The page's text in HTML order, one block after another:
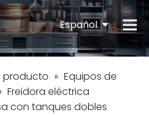
Español
English
producto » Equipos de
Freidora eléctrica
con tanques dobles